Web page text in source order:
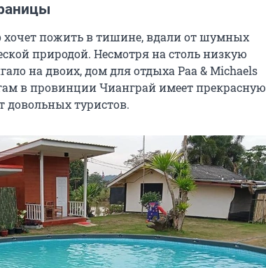
хочет пожить в тишине, вдали от шумных
природой. Несмотря на столь низкую
на двоих, дом для отдыха Paa & Michaels
в провинции Чианграй имеет прекрасную
довольных туристов.